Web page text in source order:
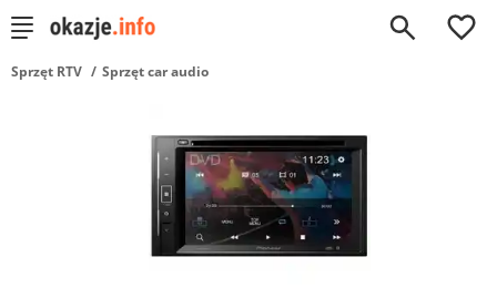
0
Sprzęt RTV Sprzęt car audio